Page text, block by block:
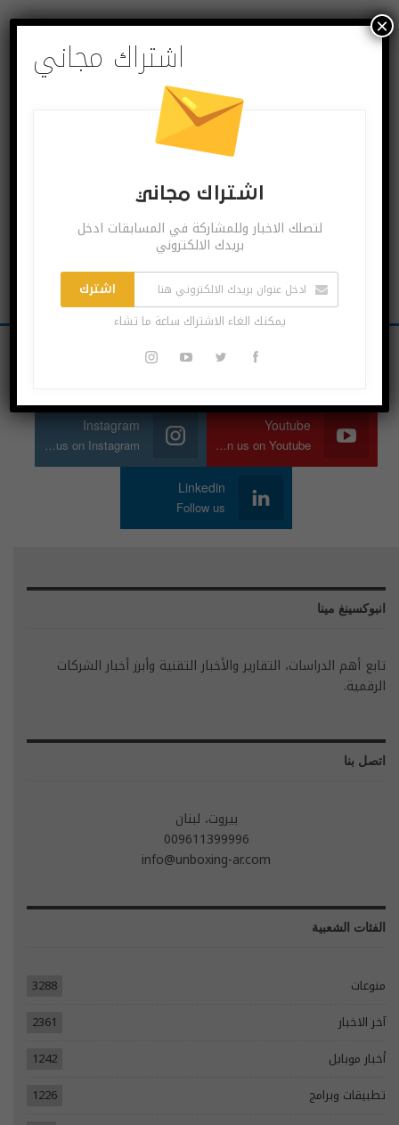
Facebook
Youtube
Join us on Youtube
Instagram
Join us on Instagram
Linkedin
Follow us
انبوكسينغ مينا
تابع أهم الدراسات، التقارير والأخبار التقنية وأبرز أخبار الشركات
الرقمية.
اتصل بنا
بيروت، لبنان
009611399996
info@unboxing-ar.com
الفئات الشعبية
منوعات
3288
آخر الاخبار
2361
أخبار موبايل
1242
تطبيقات وبرامج
1226
اشتراك مجاني
اشتراك مجاني
لتصلك الاخبار وللمشاركة في المسابقات ادخل
بريدك الالكتروني
اشترك
يمكنك الغاء الاشتراك ساعة ما تشاء
×